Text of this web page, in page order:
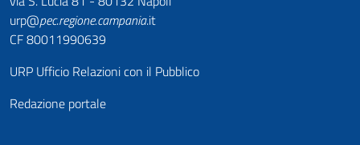
urp@pec.regione.campania.it
CF 80011990639
URP Ufficio Relazioni con il Pubblico
Redazione portale